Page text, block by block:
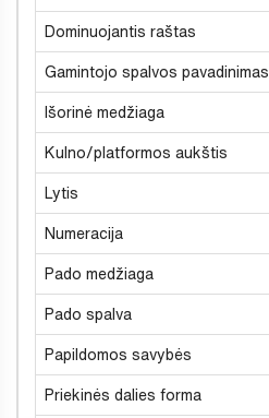
Dominuojantis raštas
Gamintojo spalvos pavadinimas
Išorinė medžiaga
Kulno/platformos aukštis
Lytis
Numeracija
Pado medžiaga
Pado spalva
Papildomos savybės
Priekinės dalies forma